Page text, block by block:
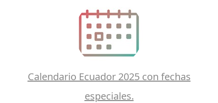
Calendario Ecuador 2025 con fechas
especiales.